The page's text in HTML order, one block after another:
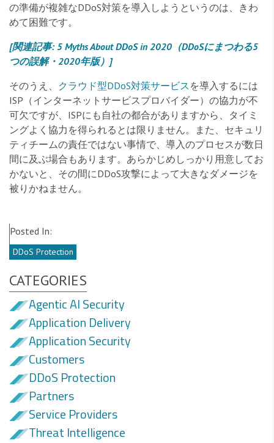
の準備が複雑なDDoS対策を導入しようというのは、きわ
めて困難です。
[関連記事:5 Myths About DDoS in 2020（DDoSにまつわる5
つの誤解・2020年版）]
そのうえ、 クラウド型DDoS対策サービス を導入するには
ISP（インターネットサービスプロバイダー）の協力が不
可欠ですが、ISPにも自社の都合がありますから、タイミ
ングよく協力を得られるとは限りません。また、セキュリ
ティチームの責任ではない事情で、導入のプロセスが数日
間に及ぶ場合もあります。あらかじめしっかり用意してお
かないと、その間にDDoS攻撃によって大きなダメージを
被りかねません。
Posted In:
DDoS Protection
CATEGORIES
Agentic AI Security
Application Delivery
Application Security
Customers
DDoS Protection
Partners
Service Providers
Threat Intelligence